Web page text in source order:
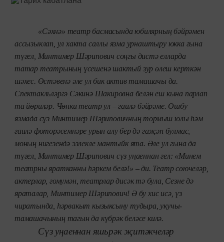
«Сәхнә» театр басмасында юбилярның бәйрәмен
ассызыклап, ул хакта саллы язма урнаштыру юкка гына
түгел, Минтимер Шәрипович соңгы дистә елларда
татар театрының үсешенә шактый зур өлеш керткән
шәхес. Өстәвенә әле ул бик актив тамашачы да.
Спектакльләргә Сәкинә Шакировна белән еш кына парлап
та йөриләр. Чөнки театр ул – гаилә бәйрәме. Ошбу
язмада сүз Минтимер Шәриповичның тормыш юлы һәм
гаилә фоторәсемнәре урын алу бер дә гаҗәп булмас,
моның нигезендә эзлекле мантыйк ята. Әле ул гына да
түгел, Минтимер Шәрипович сүз уңаеннан гел: «Минем
театрны яратканны һәркем белә!» – ди. Театр сөючеләр,
актерлар, гомумән, театрлар дисәк тә була, Сезне дә
яраталар, Минтимер Шәрипович! Ә бу хис исә, үз
чиратында, һәрвакыт кызыксыну тудыра, укучы-
тамашачының тагын да күбрәк беләсе килә.
Сүз уңаеннан яшьрәк җитәкчеләр